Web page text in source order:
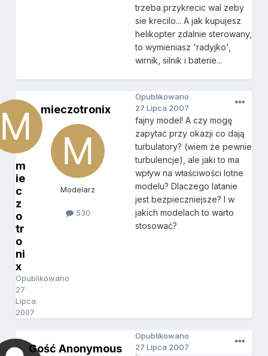
trzeba przykrecic wal zeby
sie krecilo... A jak kupujesz
helikopter zdalnie sterowany,
to wymieniasz 'radyjko',
wirnik, silnik i baterie...
m
ie
c
z
o
tr
o
ni
x
Opublikowano
27
Lipca
2007
mieczotronix
Modelarz
530
Opublikowano
27 Lipca 2007
fajny model! A czy mogę
zapytać przy okazji co dają
turbulatory? (wiem że pewnie
turbulencje), ale jaki to ma
wpływ na właściwości lotne
modelu? Dlaczego latanie
jest bezpieczniejsze? I w
jakich modelach to warto
stosować?
Gość Anonymous
Opublikowano
27 Lipca 2007